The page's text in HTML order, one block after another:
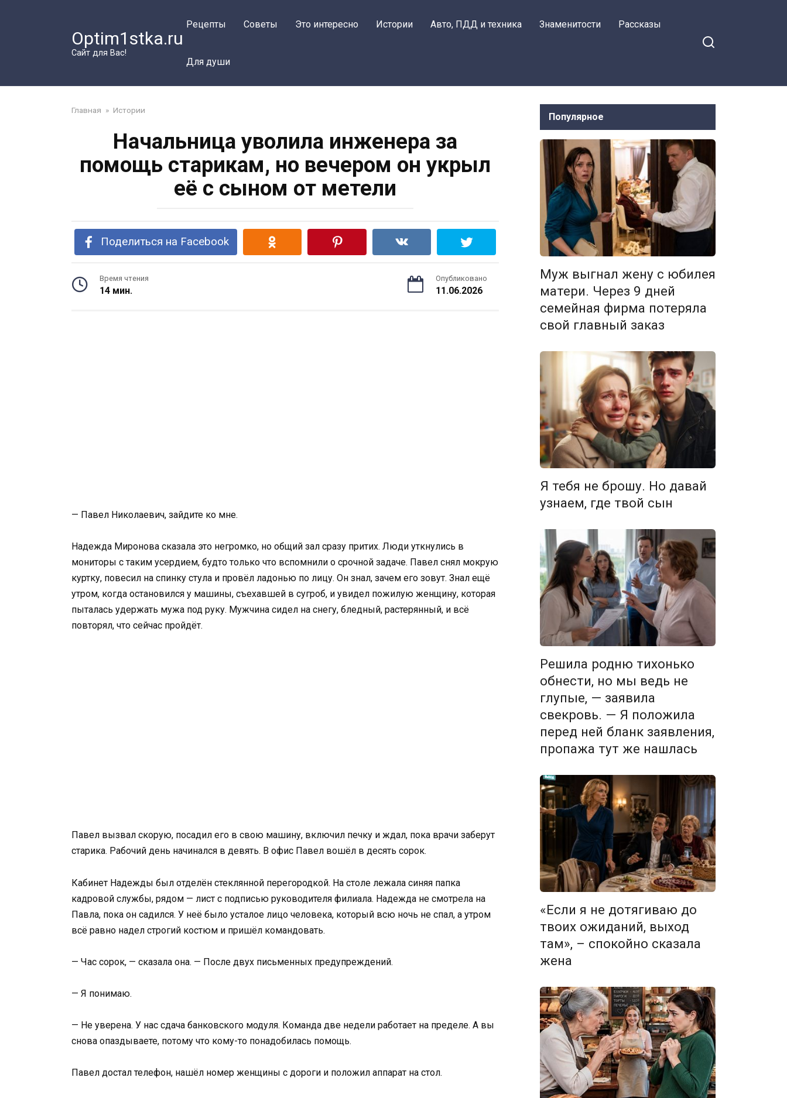
Optim1stka.ru
Сайт для Вас!
Рецепты Советы Это интересно Истории Авто, ПДД и техника Знаменитости Рассказы
Для души
Главная » Истории
Начальница уволила инженера за
помощь старикам, но вечером он укрыл
её с сыном от метели
Поделиться на Facebook
Время чтения
14 мин.
Опубликовано
11.06.2026
— Павел Николаевич, зайдите ко мне.
Надежда Миронова сказала это негромко, но общий зал сразу притих. Люди уткнулись в
мониторы с таким усердием, будто только что вспомнили о срочной задаче. Павел снял мокрую
куртку, повесил на спинку стула и провёл ладонью по лицу. Он знал, зачем его зовут. Знал ещё
утром, когда остановился у машины, съехавшей в сугроб, и увидел пожилую женщину, которая
пыталась удержать мужа под руку. Мужчина сидел на снегу, бледный, растерянный, и всё
повторял, что сейчас пройдёт.
Павел вызвал скорую, посадил его в свою машину, включил печку и ждал, пока врачи заберут
старика. Рабочий день начинался в девять. В офис Павел вошёл в десять сорок.
Кабинет Надежды был отделён стеклянной перегородкой. На столе лежала синяя папка
кадровой службы, рядом — лист с подписью руководителя филиала. Надежда не смотрела на
Павла, пока он садился. У неё было усталое лицо человека, который всю ночь не спал, а утром
всё равно надел строгий костюм и пришёл командовать.
— Час сорок, — сказала она. — После двух письменных предупреждений.
— Я понимаю.
— Не уверена. У нас сдача банковского модуля. Команда две недели работает на пределе. А вы
снова опаздываете, потому что кому-то понадобилась помощь.
Павел достал телефон, нашёл номер женщины с дороги и положил аппарат на стол.
Популярное
Муж выгнал жену с юбилея
матери. Через 9 дней
семейная фирма потеряла
свой главный заказ
Я тебя не брошу. Но давай
узнаем, где твой сын
Решила родню тихонько
обнести, но мы ведь не
глупые, — заявила
свекровь. — Я положила
перед ней бланк заявления,
пропажа тут же нашлась
«Если я не дотягиваю до
твоих ожиданий, выход
там», – спокойно сказала
жена